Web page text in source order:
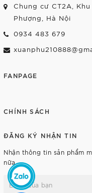
Chung cư CT2A,
Phượng, Hà Nội
0934 483 679
FANPAGE
CHÍNH SÁCH
ĐĂNG KÝ NHẬN TIN
Nhận thông tin sản phẩm
nữa.